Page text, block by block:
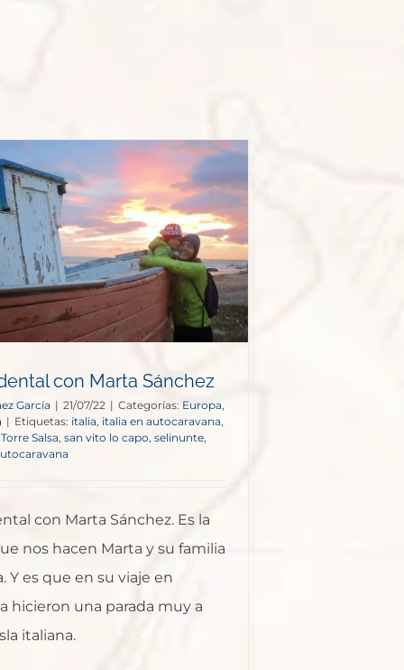
con Marta Sánchez
García | 21/07/22 | Categorías: Europa,
| Etiquetas: italia, italia en autocaravana,
Salsa, san vito lo capo, selinunte,
con Marta Sánchez. Es la
nos hacen Marta y su familia
Y es que en su viaje en
hicieron una parada muy a
italiana.